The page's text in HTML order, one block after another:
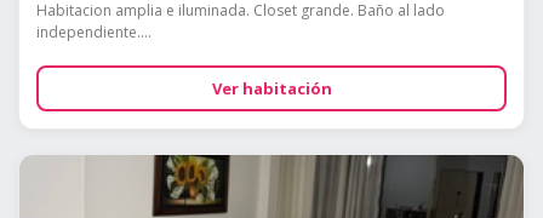
Habitacion amplia e iluminada. Closet grande. Baño al lado
independiente....
Ver habitación